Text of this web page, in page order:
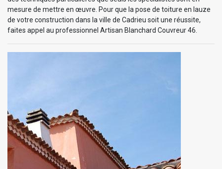
mesure de mettre en œuvre. Pour que la pose de toiture en lauze
de votre construction dans la ville de Cadrieu soit une réussite,
faites appel au professionnel Artisan Blanchard Couvreur 46.